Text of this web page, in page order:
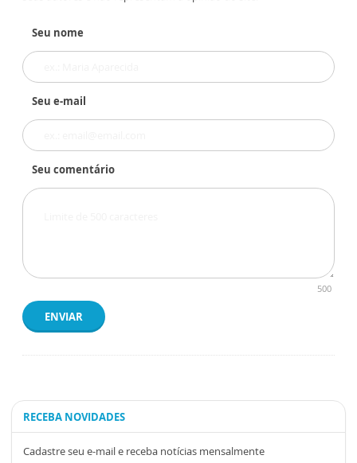
Seu nome
Seu e-mail
Seu comentário
500
ENVIAR
RECEBA NOVIDADES
Cadastre seu e-mail e receba notícias mensalmente